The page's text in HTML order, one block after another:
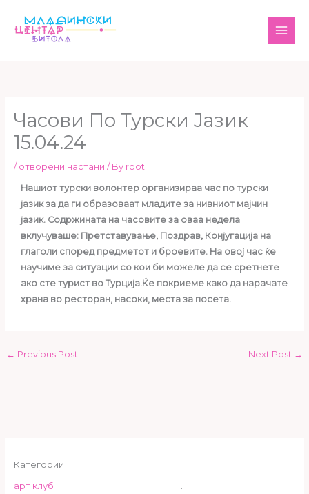
content
Часови По Турски Јазик
15.04.24
/ отворени настани / By root
Нашиот турски волонтер организираа час по турски
јазик за да ги образоваат младите за нивниот мајчин
јазик. Содржината на часовите за оваа недела
вклучуваше: Претставување, Поздрав, Конјугација на
глаголи според предметот и броевите. На овој час ќе
научиме за ситуации со кои би можеле да се сретнете
ако сте турист во Турција.Ќе покриеме како да нарачате
храна во ресторан, насоки, места за посета.
← Previous Post Next Post →
Категории
арт клуб
.